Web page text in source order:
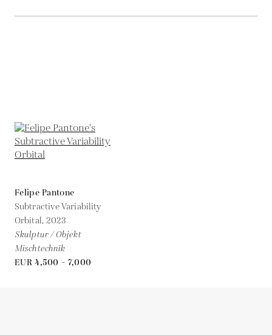
Felipe Pantone
Subtractive Variability
Orbital, 2023
Skulptur / Objekt
Mischtechnik
EUR 4,500 - 7,000